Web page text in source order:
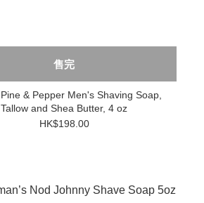
售完
& Pepper Men's Shaving Soap,
Tallow and Shea Butter, 4 oz
HK$198.00